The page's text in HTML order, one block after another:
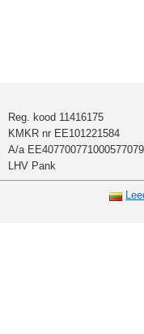
Reg. kood 11416175
KMKR nr EE101221584
A/a EE407700771000577079
LHV Pank